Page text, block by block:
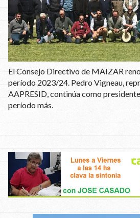
El Consejo Directivo de MAIZAR
período 2023/24. Pedro Vigneau,
AAPRESID, continúa como
período más.